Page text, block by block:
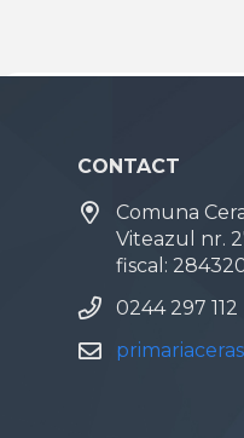
CONTACT
Comuna
Viteazul nr.
fiscal:
0244 297 112